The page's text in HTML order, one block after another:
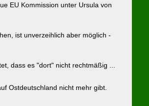
EU Kommission unter Ursula von
ist unverzeihlich aber möglich -
dass es "dort" nicht rechtmäßig ...
Ostdeutschland nicht mehr gibt.